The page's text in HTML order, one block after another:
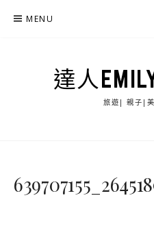
MENU
達人
旅遊| 親子|